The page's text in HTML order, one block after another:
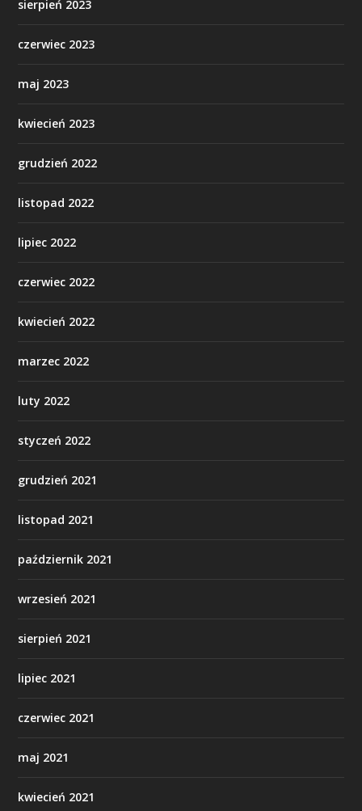
sierpień 2023
czerwiec 2023
maj 2023
kwiecień 2023
grudzień 2022
listopad 2022
lipiec 2022
czerwiec 2022
kwiecień 2022
marzec 2022
luty 2022
styczeń 2022
grudzień 2021
listopad 2021
październik 2021
wrzesień 2021
sierpień 2021
lipiec 2021
czerwiec 2021
maj 2021
kwiecień 2021